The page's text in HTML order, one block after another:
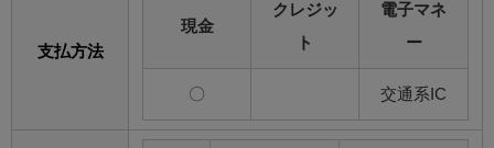
支払方法
現金
クレジッ
ト
電子マネ
ー
〇 交通系IC